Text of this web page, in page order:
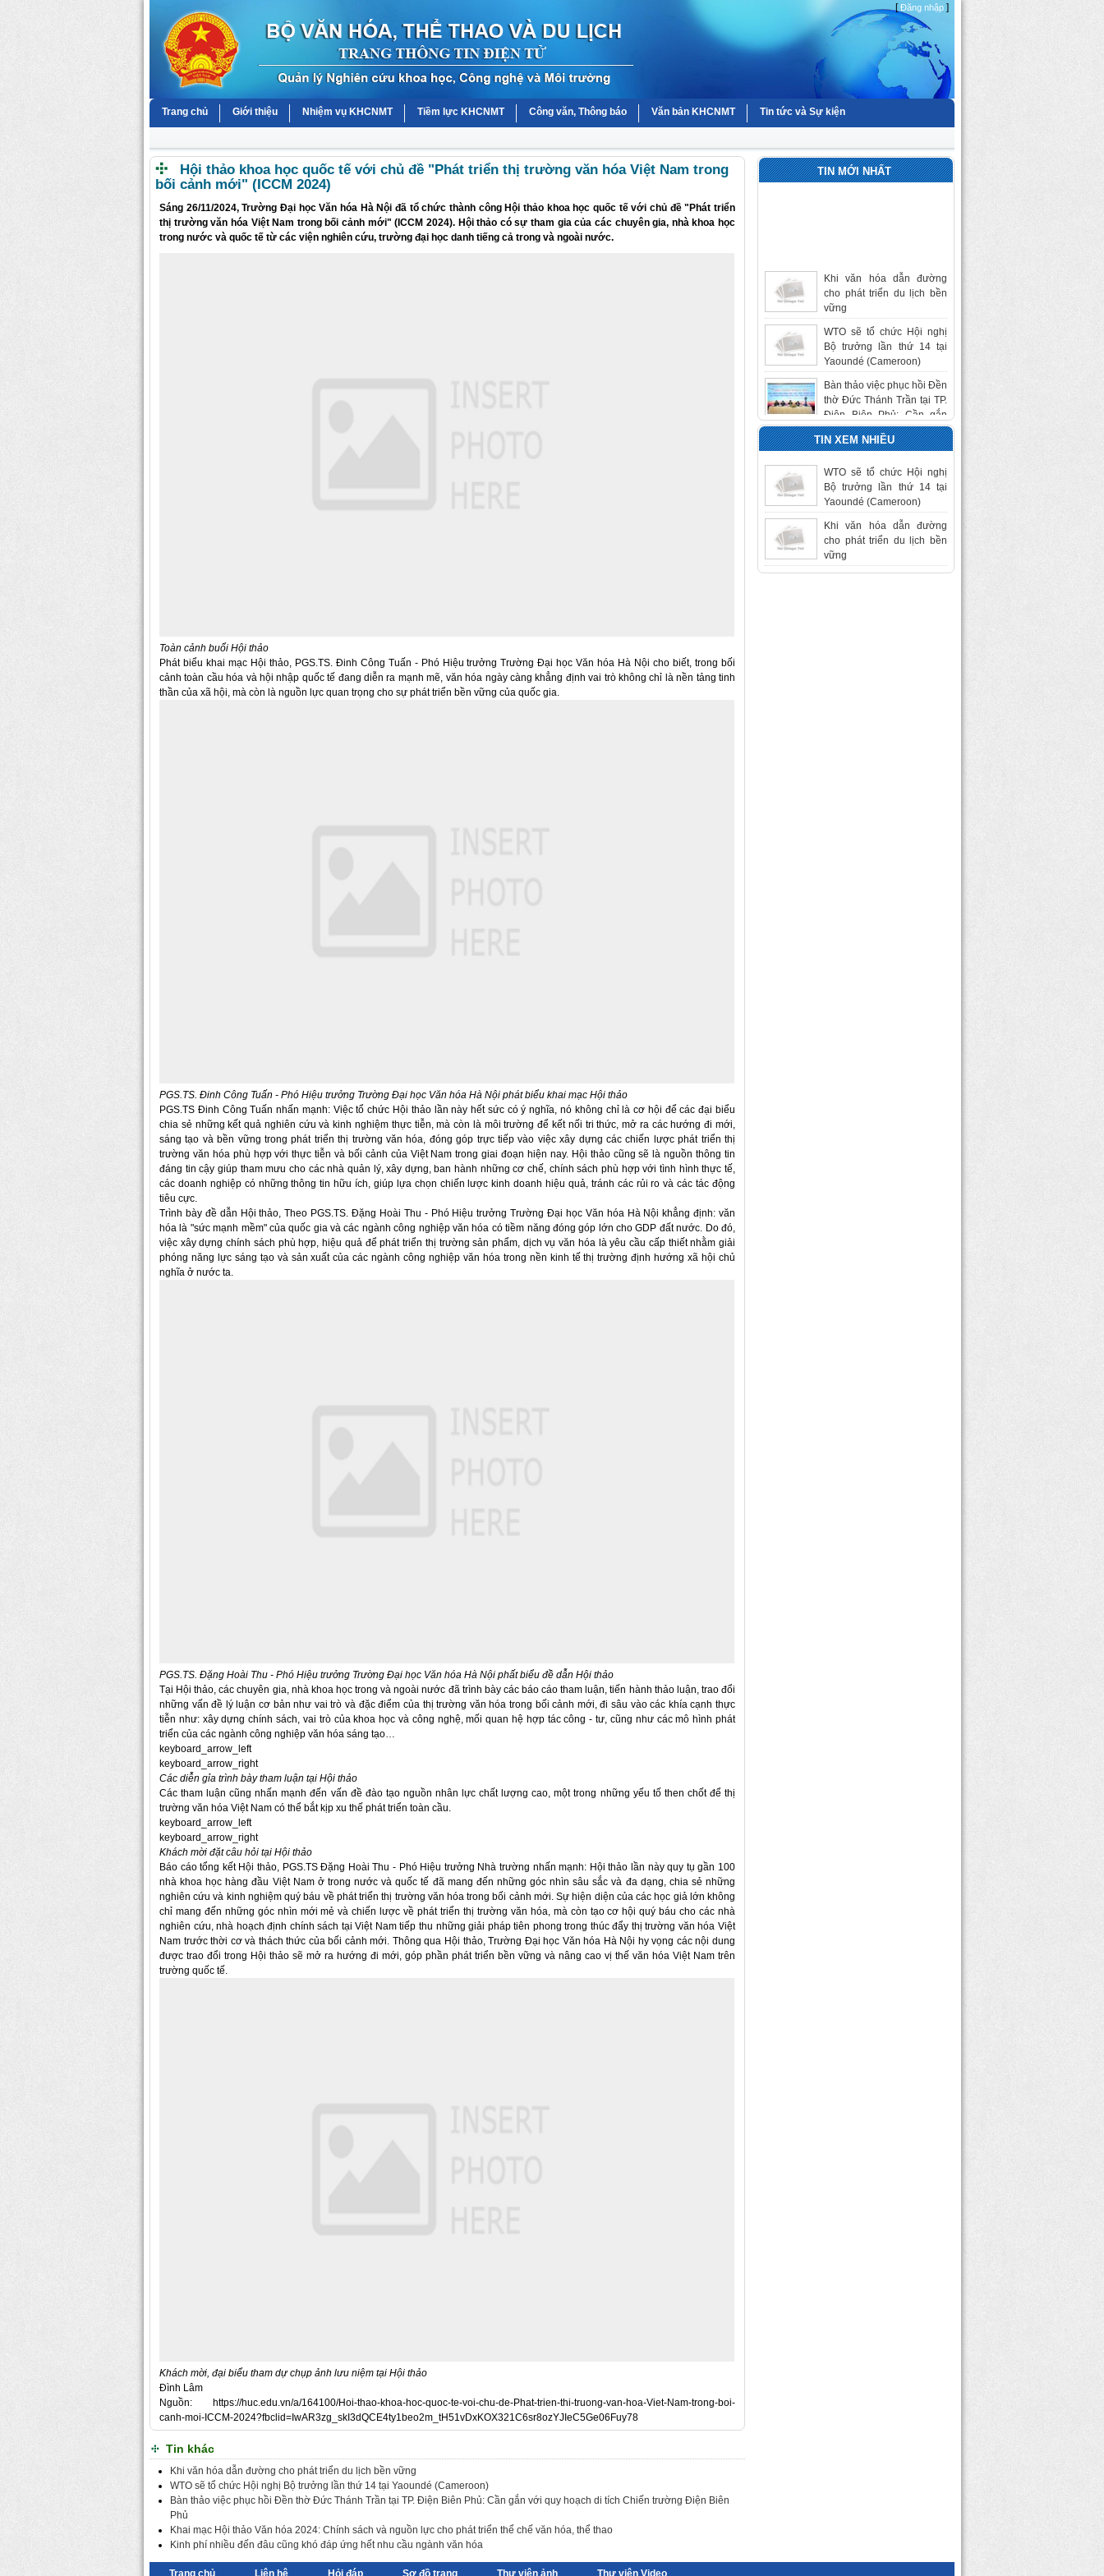
[Đăng nhập ]
Trang chủ Giới thiệu Nhiệm vụ KHCNMT Tiềm lực KHCNMT Công văn, Thông báo Văn bản KHCNMT Tin tức và Sự kiện
Hội thảo khoa học quốc tế với chủ đề "Phát triển thị trường văn hóa Việt Nam trong
bối cảnh mới" (ICCM 2024)
Sáng 26/11/2024, Trường Đại học Văn hóa Hà Nội đã tổ chức thành công Hội thảo khoa học quốc tế với chủ đề "Phát triển
thị trường văn hóa Việt Nam trong bối cảnh mới" (ICCM 2024). Hội thảo có sự tham gia của các chuyên gia, nhà khoa học
trong nước và quốc tế từ các viện nghiên cứu, trường đại học danh tiếng cả trong và ngoài nước.
Toàn cảnh buổi Hội thảo
Phát biểu khai mạc Hội thảo, PGS.TS. Đinh Công Tuấn - Phó Hiệu trưởng Trường Đại học Văn hóa Hà Nội cho biết, trong bối
cảnh toàn cầu hóa và hội nhập quốc tế đang diễn ra mạnh mẽ, văn hóa ngày càng khẳng định vai trò không chỉ là nền tảng tinh
thần của xã hội, mà còn là nguồn lực quan trọng cho sự phát triển bền vững của quốc gia.
PGS.TS. Đinh Công Tuấn - Phó Hiệu trưởng Trường Đại học Văn hóa Hà Nội phát biểu khai mạc Hội thảo
PGS.TS Đinh Công Tuấn nhấn mạnh: Việc tổ chức Hội thảo lần này hết sức có ý nghĩa, nó không chỉ là cơ hội để các đại biểu
chia sẻ những kết quả nghiên cứu và kinh nghiệm thực tiễn, mà còn là môi trường để kết nối tri thức, mở ra các hướng đi mới,
sáng tạo và bền vững trong phát triển thị trường văn hóa, đóng góp trực tiếp vào việc xây dựng các chiến lược phát triển thị
trường văn hóa phù hợp với thực tiễn và bối cảnh của Việt Nam trong giai đoạn hiện nay. Hội thảo cũng sẽ là nguồn thông tin
đáng tin cậy giúp tham mưu cho các nhà quản lý, xây dựng, ban hành những cơ chế, chính sách phù hợp với tình hình thực tế,
các doanh nghiệp có những thông tin hữu ích, giúp lựa chọn chiến lược kinh doanh hiệu quả, tránh các rủi ro và các tác động
tiêu cực.
Trình bày đề dẫn Hội thảo, Theo PGS.TS. Đặng Hoài Thu - Phó Hiệu trưởng Trường Đại học Văn hóa Hà Nội khẳng định: văn
hóa là "sức mạnh mềm" của quốc gia và các ngành công nghiệp văn hóa có tiềm năng đóng góp lớn cho GDP đất nước. Do đó,
việc xây dựng chính sách phù hợp, hiệu quả để phát triển thị trường sản phẩm, dịch vụ văn hóa là yêu cầu cấp thiết nhằm giải
phóng năng lực sáng tạo và sản xuất của các ngành công nghiệp văn hóa trong nền kinh tế thị trường định hướng xã hội chủ
nghĩa ở nước ta.
PGS.TS. Đặng Hoài Thu - Phó Hiệu trưởng Trường Đại học Văn hóa Hà Nội phất biểu đề dẫn Hội thảo
Tại Hội thảo, các chuyên gia, nhà khoa học trong và ngoài nước đã trình bày các báo cáo tham luận, tiến hành thảo luận, trao đổi
những vấn đề lý luận cơ bản như vai trò và đặc điểm của thị trường văn hóa trong bối cảnh mới, đi sâu vào các khía cạnh thực
tiễn như: xây dựng chính sách, vai trò của khoa học và công nghệ, mối quan hệ hợp tác công - tư, cũng như các mô hình phát
triển của các ngành công nghiệp văn hóa sáng tạo…
keyboard_arrow_left
keyboard_arrow_right
Các diễn gỉa trình bày tham luận tại Hội thảo
Các tham luận cũng nhấn mạnh đến vấn đề đào tạo nguồn nhân lực chất lượng cao, một trong những yếu tố then chốt để thị
trường văn hóa Việt Nam có thể bắt kịp xu thế phát triển toàn cầu.
keyboard_arrow_left
keyboard_arrow_right
Khách mời đặt câu hỏi tại Hội thảo
Báo cáo tổng kết Hội thảo, PGS.TS Đặng Hoài Thu - Phó Hiệu trưởng Nhà trường nhấn mạnh: Hội thảo lần này quy tụ gần 100
nhà khoa học hàng đầu Việt Nam ở trong nước và quốc tế đã mang đến những góc nhìn sâu sắc và đa dạng, chia sẻ những
nghiên cứu và kinh nghiệm quý báu về phát triển thị trường văn hóa trong bối cảnh mới. Sự hiện diện của các học giả lớn không
chỉ mang đến những góc nhìn mới mẻ và chiến lược về phát triển thị trường văn hóa, mà còn tạo cơ hội quý báu cho các nhà
nghiên cứu, nhà hoạch định chính sách tại Việt Nam tiếp thu những giải pháp tiên phong trong thúc đẩy thị trường văn hóa Việt
Nam trước thời cơ và thách thức của bối cảnh mới. Thông qua Hội thảo, Trường Đại học Văn hóa Hà Nội hy vọng các nội dung
được trao đổi trong Hội thảo sẽ mở ra hướng đi mới, góp phần phát triển bền vững và nâng cao vị thế văn hóa Việt Nam trên
trường quốc tế.
Khách mời, đại biểu tham dự chụp ảnh lưu niệm tại Hội thảo
Đình Lâm
Nguồn: https://huc.edu.vn/a/164100/Hoi-thao-khoa-hoc-quoc-te-voi-chu-de-Phat-trien-thi-truong-van-hoa-Viet-Nam-trong-boi-
canh-moi-ICCM-2024?fbclid=IwAR3zg_skI3dQCE4ty1beo2m_tH51vDxKOX321C6sr8ozYJIeC5Ge06Fuy78
Tin khác
Khi văn hóa dẫn đường cho phát triển du lịch bền vững
WTO sẽ tổ chức Hội nghị Bộ trưởng lần thứ 14 tại Yaoundé (Cameroon)
Bàn thảo việc phục hồi Đền thờ Đức Thánh Trần tại TP. Điện Biên Phủ: Cần gắn với quy hoạch di tích Chiến trường Điện Biên
Phủ
Khai mạc Hội thảo Văn hóa 2024: Chính sách và nguồn lực cho phát triển thể chế văn hóa, thể thao
Kinh phí nhiều đến đâu cũng khó đáp ứng hết nhu cầu ngành văn hóa
TIN MỚI NHẤT
cho phát triển du lịch bền
vững
WTO sẽ tổ chức Hội nghị
Yaoundé (Cameroon)
Bàn thảo việc phục hồi Đền
Điện Biên Phủ: Cần gắn
với quy hoạch di tích Chiến
trường Điện Biên Phủ
Khai mạc Hội thảo Văn hóa
lực cho phát triển thể chế
văn hóa, thể thao
Hội thảo khoa học quốc tế
với chủ đề "Phát triển thị
trường văn hóa Việt Nam
trong bối cảnh mới" (ICCM
2024)
TIN XEM NHIỀU
WTO sẽ tổ chức Hội nghị
Bộ trưởng lần thứ 14 tại
Yaoundé (Cameroon)
Khi văn hóa dẫn đường
cho phát triển du lịch bền
vững
Trang chủ Liên hệ Hỏi đáp Sơ đồ trang Thư viện ảnh Thư viện Video